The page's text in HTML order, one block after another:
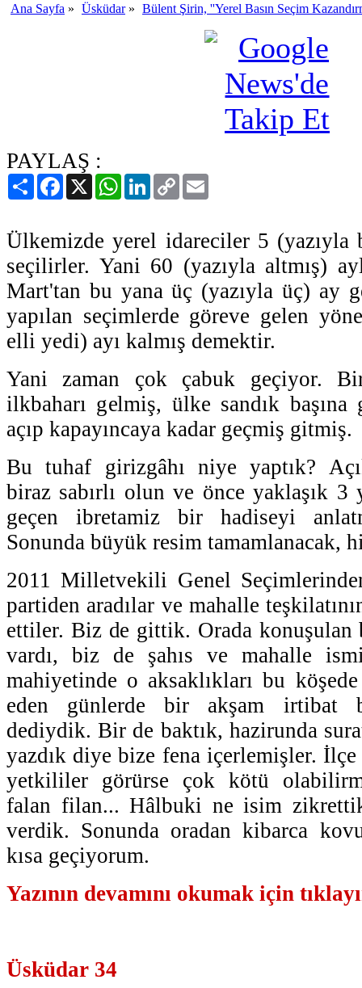
Ana Sayfa » Üsküdar» Bülent Şirin, ''Yerel Basın Seçim
PAYLAŞ :
PaylaşFacebook
X WhatsAppLinkedIn
Copy
Link
Ülkemizde yerel idareciler 5 (yazıyla
seçilirler. Yani 60 (yazıyla altmış)
Mart'tan bu yana üç (yazıyla üç) ay
yapılan seçimlerde göreve gelen
elli yedi) ayı kalmış demektir.
Yani zaman çok çabuk geçiyor. Bir
ilkbaharı gelmiş, ülke sandık
açıp kapayıncaya kadar geçmiş gitmiş.
Bu tuhaf girizgâhı niye yaptık?
biraz sabırlı olun ve önce yaklaşık 3
geçen ibretamiz bir hadiseyi
Sonunda büyük resim tamamlanacak,
2011 Milletvekili Genel
partiden aradılar ve mahalle
ettiler. Biz de gittik. Orada konuşulan
vardı, biz de şahıs ve mahalle
mahiyetinde o aksaklıkları bu
eden günlerde bir akşam irtibat
dediydik. Bir de baktık, hazirunda
yazdık diye bize fena içerlemişler. İlçe
yetkililer görürse çok kötü
falan filan... Hâlbuki ne isim
verdik. Sonunda oradan kibarca
kısa geçiyorum.
Yazının devamını okumak için
Üsküdar 34